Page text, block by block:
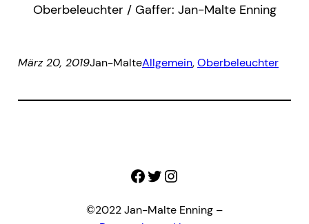
Oberbeleuchter / Gaffer: Jan-Malte Enning
März 20, 2019Jan-MalteAllgemein, Oberbeleuchter
Facebook
Twitter
Instagram
©2022 Jan-Malte Enning –